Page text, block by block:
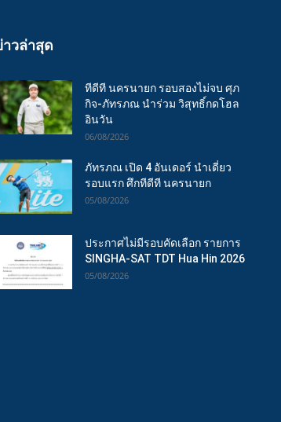
วล่าสุด
ทีดีที นครนายก รอบสองไม่จบ ศุภ
กิจ-ภัทรภณ นำร่วม วิสุทธิ์กดโฮล
อินวัน
06/08/2026
ภัทรภณ เปิด 4 อันเดอร์ นำเดี่ยว
รอบแรก ศึกทีดีที นครนายก
05/08/2026
ประกาศไม่มีรอบคัดเลือก รายการ
SINGHA-SAT TDT Hua Hin 2026
05/08/2026